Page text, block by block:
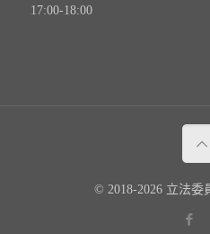
17:00-18:00
© 2018-2026 立法委